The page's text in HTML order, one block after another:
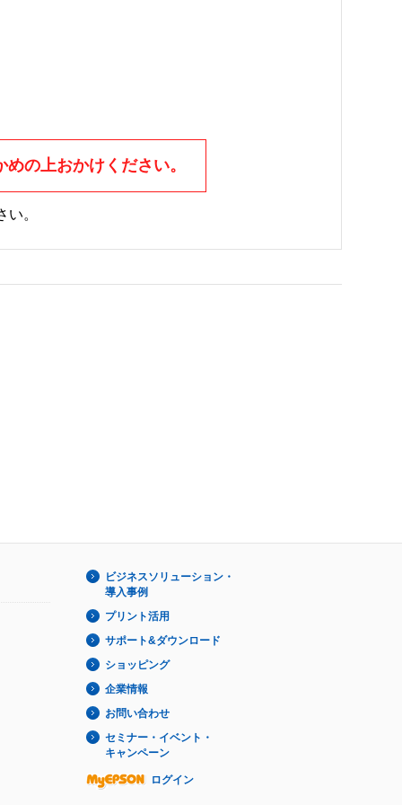
の上おかけください。
い。
ビジネスソリューション・
導入事例
プリント活用
サポート&ダウンロード
ショッピング
企業情報
お問い合わせ
セミナー・イベント・
キャンペーン
ログイン